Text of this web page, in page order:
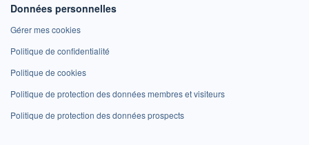
Données personnelles
Gérer mes cookies
Politique de confidentialité
Politique de cookies
Politique de protection des données membres et visiteurs
Politique de protection des données prospects